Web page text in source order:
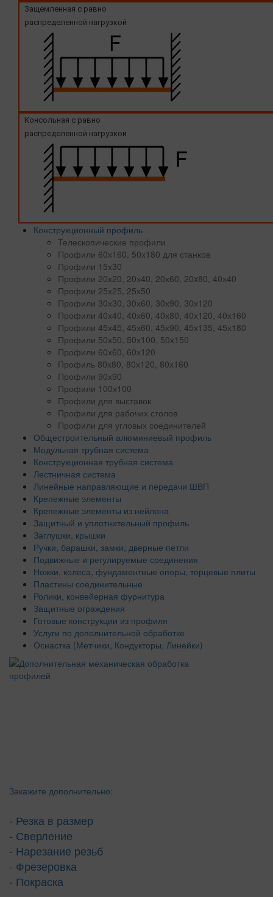
Защемленная с равно
распределенной нагрузкой
Консольная с равно
распределенной нагрузкой
Конструкционный профиль
Телескопические профили
Профили 60х160, 50х180 для станков
Профили 15х30
Профили 20х20, 20х40, 20х60, 20x80, 40х40
Профили 25х25, 25х50
Профили 30х30, 30х60, 30х90, 30х120
Профили 40х40, 40х60, 40х80, 40х120, 40х160
Профили 45х45, 45х60, 45х90, 45х135, 45х180
Профили 50х50, 50х100, 50х150
Профили 60х60, 60х120
Профиль 80х80, 80х120, 80х160
Профили 90х90
Профили 100х100
Профили для выставок
Профили для рабочих столов
Профили для угловых соединителей
Общестроительный алюминиевый профиль
Модульная трубная система
Конструкционная трубная система
Лестничная система
Линейные направляющие и передачи ШВП
Крепежные элементы
Крепежные элементы из нейлона
Защитный и уплотнительный профиль
Заглушки, крышки
Ручки, барашки, замки, дверные петли
Подвижные и регулируемые соединения
Ножки, колеса, фундаментные опоры, торцевые плиты
Пластины соединительные
Ролики, конвейерная фурнитура
Защитные ограждения
Готовые конструкции из профиля
Услуги по дополнительной обработке
Оснастка (Метчики, Кондукторы, Линейки)
Закажите дополнительно:
- Резка в размер
- Сверление
- Нарезание резьб
- Фрезеровка
- Покраска